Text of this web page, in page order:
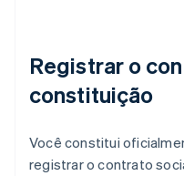
Registrar o
constituição
Você constitui
registrar o contrato